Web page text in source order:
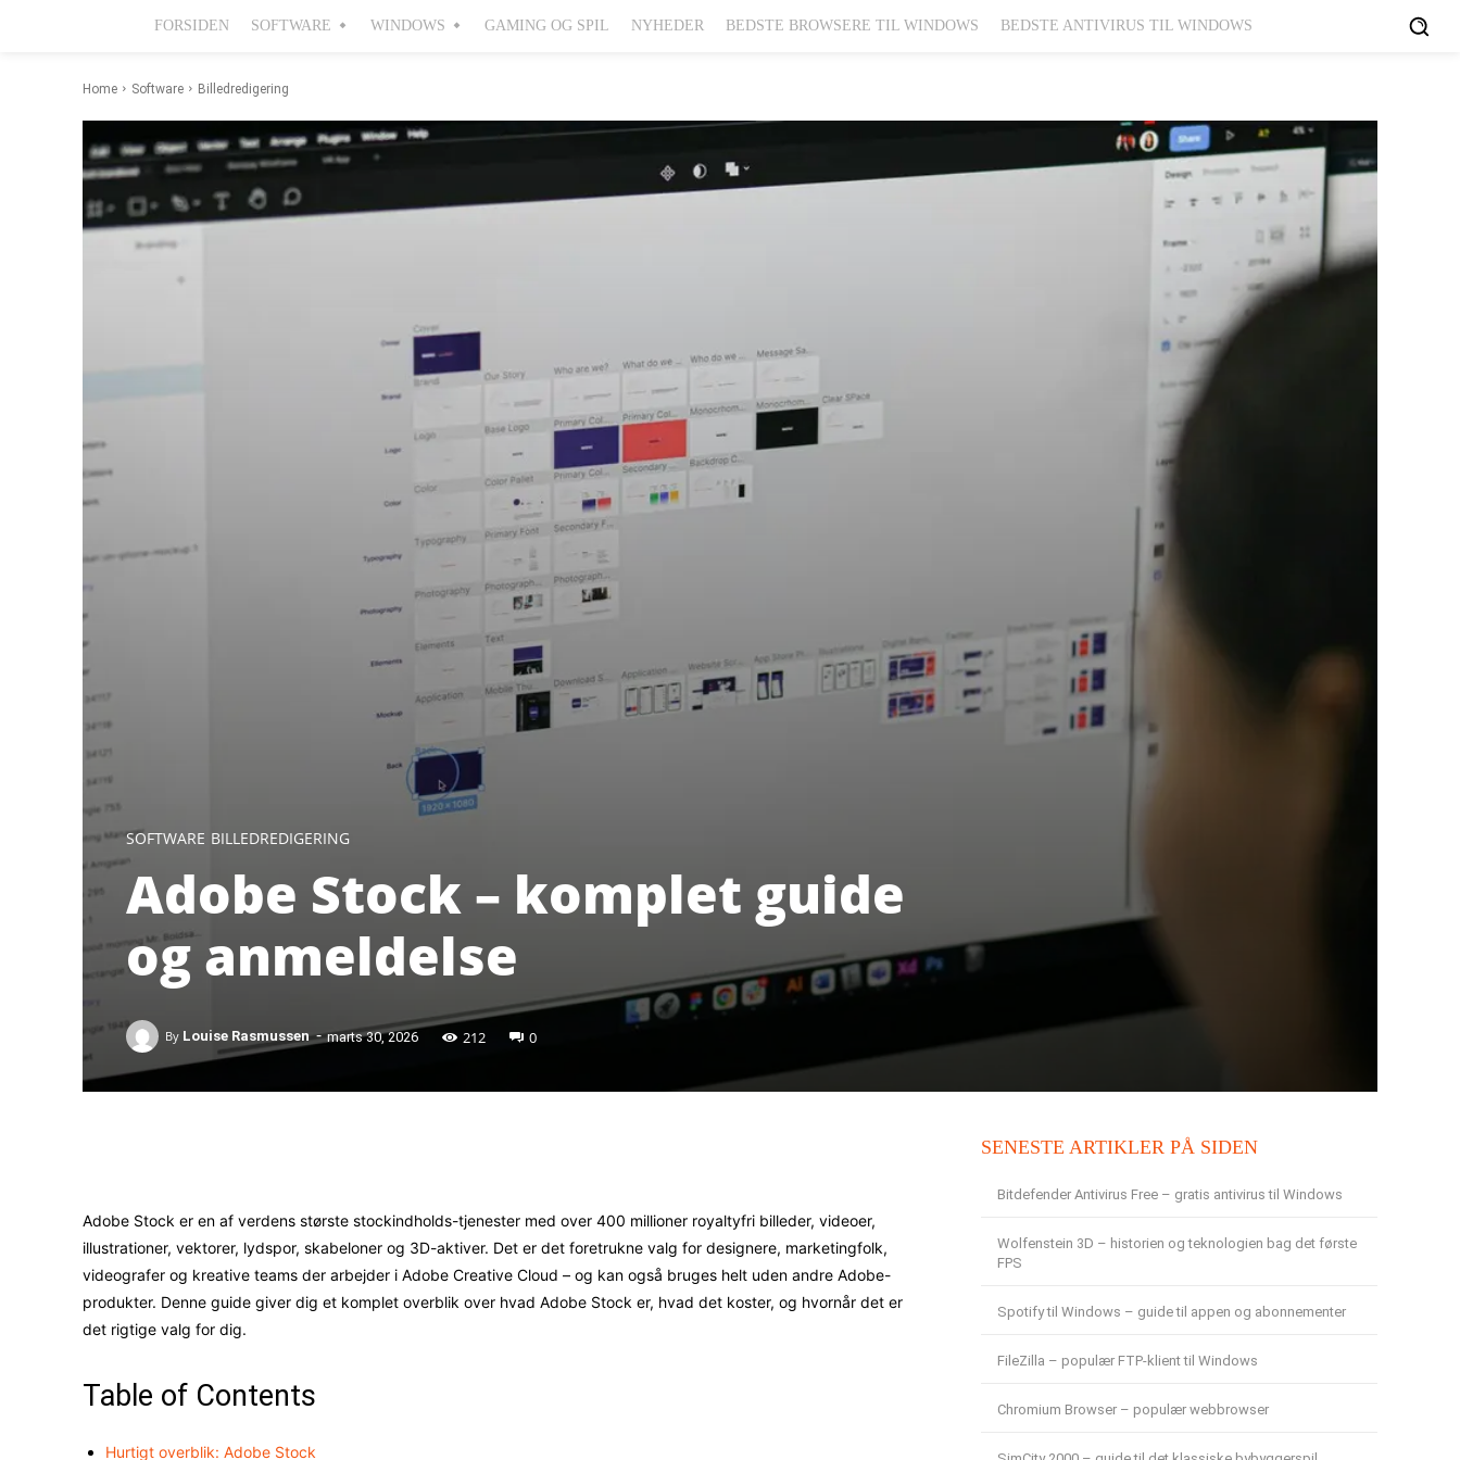
FORSIDEN SOFTWARE WINDOWS GAMING OG SPIL NYHEDER BEDSTE BROWSERE TIL WINDOWS BEDSTE ANTIVIRUS TIL WINDOWS
Home Software Billedredigering
SOFTWARE BILLEDREDIGERING
Adobe Stock – komplet guide
og anmeldelse
By Louise Rasmussen - marts 30, 2026 212 0
Adobe Stock er en af verdens største stockindholds-tjenester med over 400 millioner royaltyfri billeder, videoer,
illustrationer, vektorer, lydspor, skabeloner og 3D-aktiver. Det er det foretrukne valg for designere, marketingfolk,
videografer og kreative teams der arbejder i Adobe Creative Cloud – og kan også bruges helt uden andre Adobe-
produkter. Denne guide giver dig et komplet overblik over hvad Adobe Stock er, hvad det koster, og hvornår det er
det rigtige valg for dig.
Table of Contents
Hurtigt overblik: Adobe Stock
SENESTE ARTIKLER PÅ SIDEN
Bitdefender Antivirus Free – gratis antivirus til Windows
Wolfenstein 3D – historien og teknologien bag det første
FPS
Spotify til Windows – guide til appen og abonnementer
FileZilla – populær FTP-klient til Windows
Chromium Browser – populær webbrowser